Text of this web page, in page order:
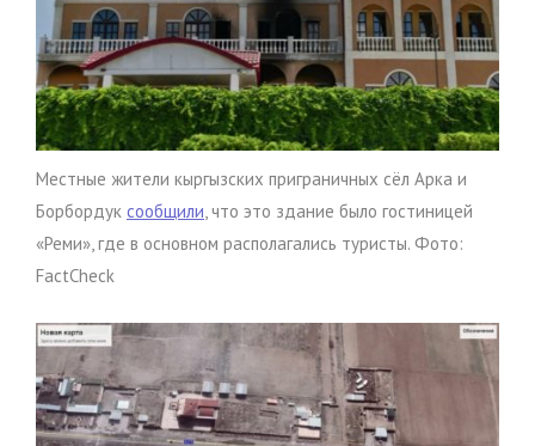
Местные жители кыргызских приграничных сёл Арка и
Борбордук сообщили , что это здание было гостиницей
«Реми», где в основном располагались туристы. Фото:
FactCheck